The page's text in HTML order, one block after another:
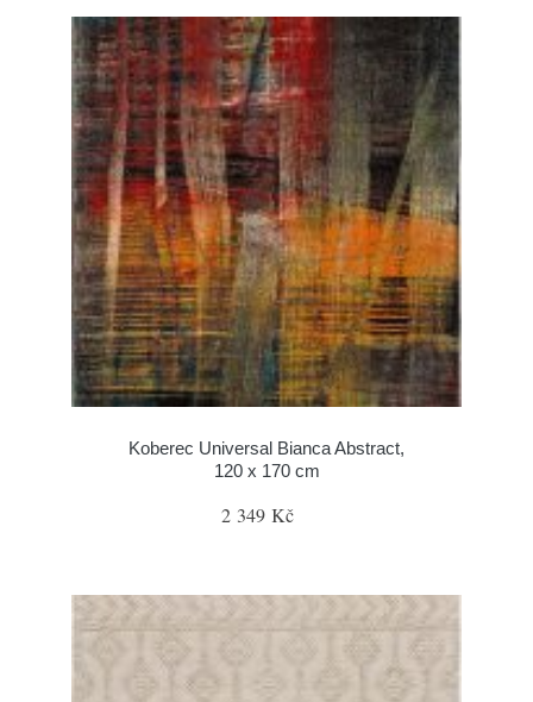
Koberec Universal Bianca Abstract,
120 x 170 cm
2 349 Kč